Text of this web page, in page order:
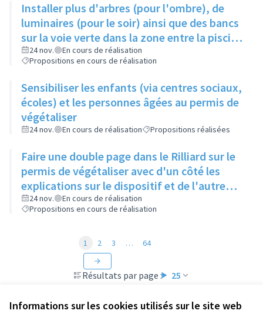
Informations sur les cookies utilisés sur le site web
Installer plus d'arbres (pour l'ombre), de
luminaires (pour le soir) ainsi que des bancs
sur la voie verte dans la zone entre la piscine
et la rue de l'Industrie
24 nov.
En cours de réalisation
Propositions en cours de réalisation
Sensibiliser les enfants (via centres sociaux,
écoles) et les personnes âgées au permis de
végétaliser
24 nov. En cours de réalisation Propositions réalisées
Faire une double page dans le Rilliard sur le
permis de végétaliser avec d'un côté les
explications sur le dispositif et de l'autre
côté des exemples concrets de lieux à
investir
24 nov.
En cours de réalisation
Propositions en cours de réalisation
Résultats par page : 25
1 2 3 … 64